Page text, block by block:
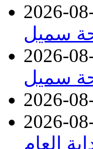
2026-
سميل
2026-
2026-
2026-